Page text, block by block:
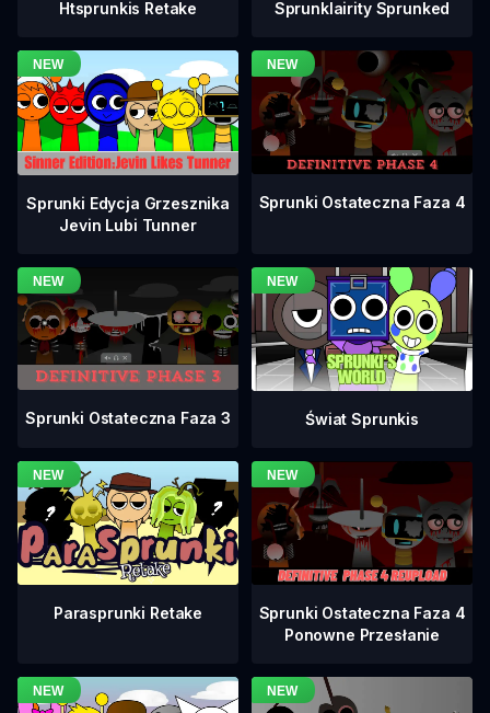
Htsprunkis Retake Sprunklairity Sprunked
Sprunki Edycja Grzesznika
Jevin Lubi Tunner
Sprunki Ostateczna Faza 4
Sprunki Ostateczna Faza 3 Świat Sprunkis
Parasprunki Retake
Sprunki Ostateczna Faza 4
Ponowne Przesłanie